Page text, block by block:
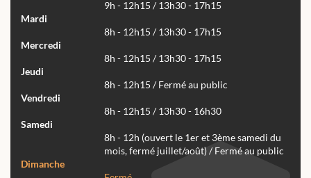
9h - 12h15 / 13h30 - 17h15
Mardi
8h - 12h15 / 13h30 - 17h15
Mercredi
8h - 12h15 / 13h30 - 17h15
Jeudi
8h - 12h15 / Fermé au public
Vendredi
8h - 12h15 / 13h30 - 16h30
Samedi
8h - 12h (ouvert le 1er et 3ème samedi du
mois, fermé juillet/août) / Fermé au public
Dimanche